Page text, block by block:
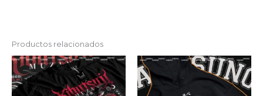
cantidad
Productos relacionados